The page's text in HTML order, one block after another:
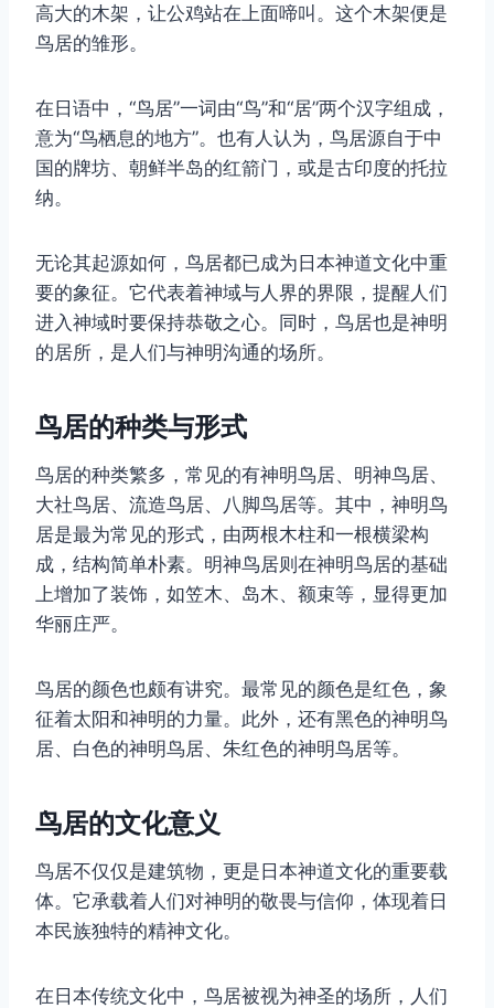
高大的木架，让公鸡站在上面啼叫。这个木架便是
鸟居的雏形。
在日语中，“鸟居”一词由“鸟”和“居”两个汉字组成，
意为“鸟栖息的地方”。也有人认为，鸟居源自于中
国的牌坊、朝鲜半岛的红箭门，或是古印度的托拉
纳。
无论其起源如何，鸟居都已成为日本神道文化中重
要的象征。它代表着神域与人界的界限，提醒人们
进入神域时要保持恭敬之心。同时，鸟居也是神明
的居所，是人们与神明沟通的场所。
鸟居的种类与形式
鸟居的种类繁多，常见的有神明鸟居、明神鸟居、
大社鸟居、流造鸟居、八脚鸟居等。其中，神明鸟
居是最为常见的形式，由两根木柱和一根横梁构
成，结构简单朴素。明神鸟居则在神明鸟居的基础
上增加了装饰，如笠木、岛木、额束等，显得更加
华丽庄严。
鸟居的颜色也颇有讲究。最常见的颜色是红色，象
征着太阳和神明的力量。此外，还有黑色的神明鸟
居、白色的神明鸟居、朱红色的神明鸟居等。
鸟居的文化意义
鸟居不仅仅是建筑物，更是日本神道文化的重要载
体。它承载着人们对神明的敬畏与信仰，体现着日
本民族独特的精神文化。
在日本传统文化中，鸟居被视为神圣的场所，人们